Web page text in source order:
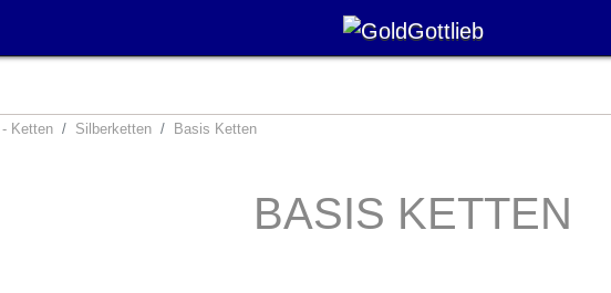
Ketten Silberketten Basis Ketten
BASIS KETTEN